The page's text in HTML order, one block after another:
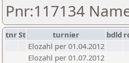
Pnr:117134
tnrSt turnier bdld
Elozahl per 01.04.2012
Elozahl per 01.07.2012